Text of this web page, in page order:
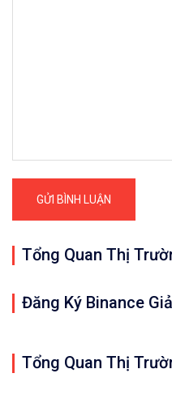
Tổng Quan Thị
Đăng Ký Binance
Tổng Quan Thị